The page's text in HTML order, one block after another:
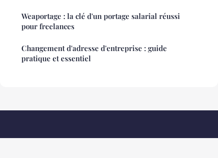
Weaportage : la clé d'un portage salarial réussi
pour freelances
Changement d'adresse d'entreprise : guide
pratique et essentiel
Carreropro